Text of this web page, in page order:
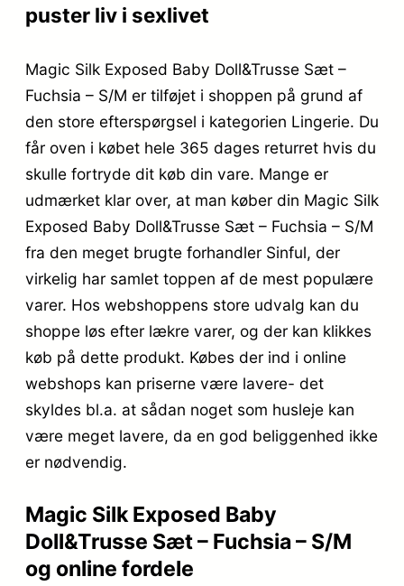
puster liv i sexlivet
Magic Silk Exposed Baby Doll&Trusse Sæt –
Fuchsia – S/M er tilføjet i shoppen på grund af
den store efterspørgsel i kategorien Lingerie. Du
får oven i købet hele 365 dages returret hvis du
skulle fortryde dit køb din vare. Mange er
udmærket klar over, at man køber din Magic Silk
Exposed Baby Doll&Trusse Sæt – Fuchsia – S/M
fra den meget brugte forhandler Sinful, der
virkelig har samlet toppen af de mest populære
varer. Hos webshoppens store udvalg kan du
shoppe løs efter lækre varer, og der kan klikkes
køb på dette produkt. Købes der ind i online
webshops kan priserne være lavere- det
skyldes bl.a. at sådan noget som husleje kan
være meget lavere, da en god beliggenhed ikke
er nødvendig.
Magic Silk Exposed Baby
Doll&Trusse Sæt – Fuchsia – S/M
og online fordele